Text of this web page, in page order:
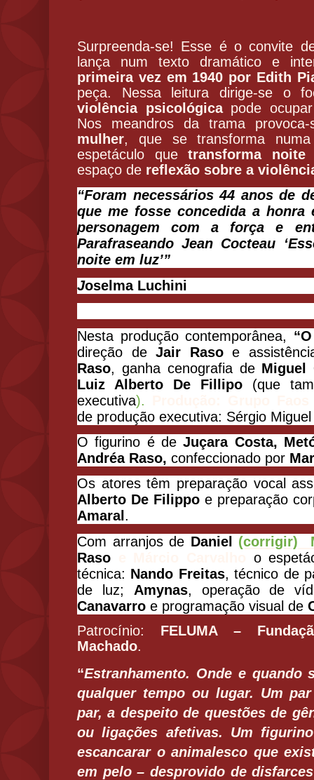
Surpreenda-se! Esse é o convite
lança num texto dramático e
primeira vez em 1940 por Edith
peça. Nessa leitura dirige-se o
violência psicológicapode ocupar
Nos meandros da trama
mulher, que se transforma
espetáculo quetransforma
espaço de reflexão sobre a
“Foram necessários 44 anos de
que me fosse concedida a
personagem com a força e
Parafraseando Jean Cocteau
noite em luz’”
Joselma Luchini
Nesta produção contemporânea,
direção deJair Rasoe
Raso, ganha cenografia de Miguel
Luiz Alberto De Fillipo (que
executiva).
de produção executiva: Sérgio
O figurino é deJuçara Costa,
Andréa Raso, confeccionado por
Os atores têm preparação vocal
Alberto De Filippo e preparação
Amaral .
Com arranjos de Daniel (corrigir)
Raso
o
técnica: Nando Freitas, técnico de
de luz; Amynas, operação de
Canavarro e programação visual de
Patrocínio: FELUMA –
Machado.
“Estranhamento. Onde e quando
qualquer tempo ou lugar. Um
par, a despeito de questões de
ou ligações afetivas. Um
escancarar o animalesco que
em pelo – desprovido de